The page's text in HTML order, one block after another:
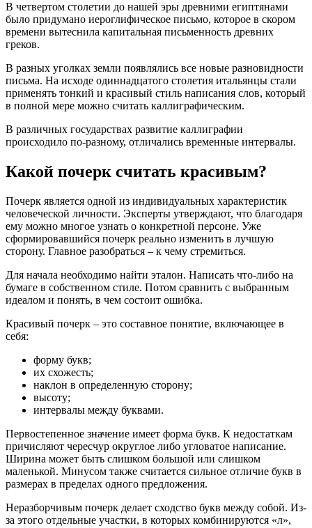
В четвертом столетии до нашей эры древними египтянами
было придумано иероглифическое письмо, которое в скором
времени вытеснила капитальная письменность древних
греков.
В разных уголках земли появлялись все новые разновидности
письма. На исходе одиннадцатого столетия итальянцы стали
применять тонкий и красивый стиль написания слов, который
в полной мере можно считать каллиграфическим.
В различных государствах развитие каллиграфии
происходило по-разному, отличались временные интервалы.
Какой почерк считать красивым?
Почерк является одной из индивидуальных характеристик
человеческой личности. Эксперты утверждают, что благодаря
ему можно многое узнать о конкретной персоне. Уже
сформировавшийся почерк реально изменить в лучшую
сторону. Главное разобраться – к чему стремиться.
Для начала необходимо найти эталон. Написать что-либо на
бумаге в собственном стиле. Потом сравнить с выбранным
идеалом и понять, в чем состоит ошибка.
Красивый почерк – это составное понятие, включающее в
себя:
форму букв;
их схожесть;
наклон в определенную сторону;
высоту;
интервалы между буквами.
Первостепенное значение имеет форма букв. К недостаткам
причисляют чересчур округлое либо угловатое написание.
Ширина может быть слишком большой или слишком
маленькой. Минусом также считается сильное отличие букв в
размерах в пределах одного предложения.
Неразборчивым почерк делает сходство букв между собой. Из-
за этого отдельные участки, в которых комбинируются «л»,